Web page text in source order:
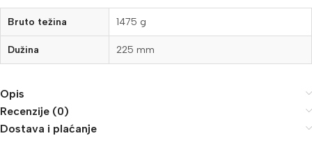
Bruto težina 1475 g
Dužina 225 mm
Opis
Recenzije (0)
Dostava i plaćanje